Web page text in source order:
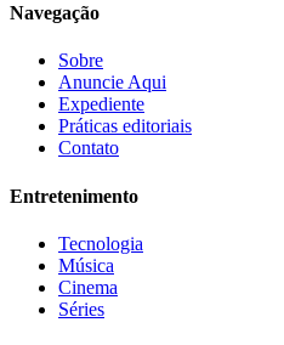
Navegação
Sobre
Anuncie Aqui
Expediente
Práticas editoriais
Contato
Entretenimento
Tecnologia
Música
Cinema
Séries